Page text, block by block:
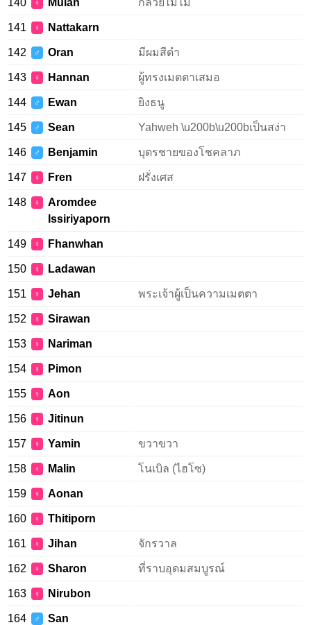
140 ♀ Mulan กล้วยไม้ไม้
141 ♀ Nattakarn
142 ♂ Oran มีผมสีดำ
143 ♀ Hannan ผู้ทรงเมตตาเสมอ
144 ♂ Ewan ยิงธนู
145 ♂ Sean Yahweh \u200b\u200bเป็นสง่า
146 ♂ Benjamin บุตรชายของโชคลาภ
147 ♀ Fren ฝรั่งเศส
148 ♀
Aromdee
Issiriyaporn
149 ♀ Fhanwhan
150 ♀ Ladawan
151 ♀ Jehan พระเจ้าผู้เป็นความเมตตา
152 ♀ Sirawan
153 ♀ Nariman
154 ♀ Pimon
155 ♀ Aon
156 ♀ Jitinun
157 ♀ Yamin ขวาขวา
158 ♀ Malin โนเบิล (ไฮโซ)
159 ♀ Aonan
160 ♀ Thitiporn
161 ♀ Jihan จักรวาล
162 ♀ Sharon ที่ราบอุดมสมบูรณ์
163 ♀ Nirubon
164 ♂ San